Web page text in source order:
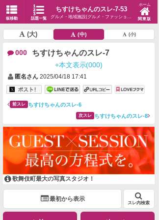
板移動 話題一覧
ちすけちゃんのスレ-7-53
ホーム
関東版
(大) (中) (小)
000 ちすけちゃんのスレ-7
+本文表示(000)
匿名さん 2025/04/18 17:41
前スレ ちすけちゃんのスレ-6
次スレ ちすけちゃんのスレ-8
歌舞伎町最大の写真スタジオ！
最初から表示
スレ内検索